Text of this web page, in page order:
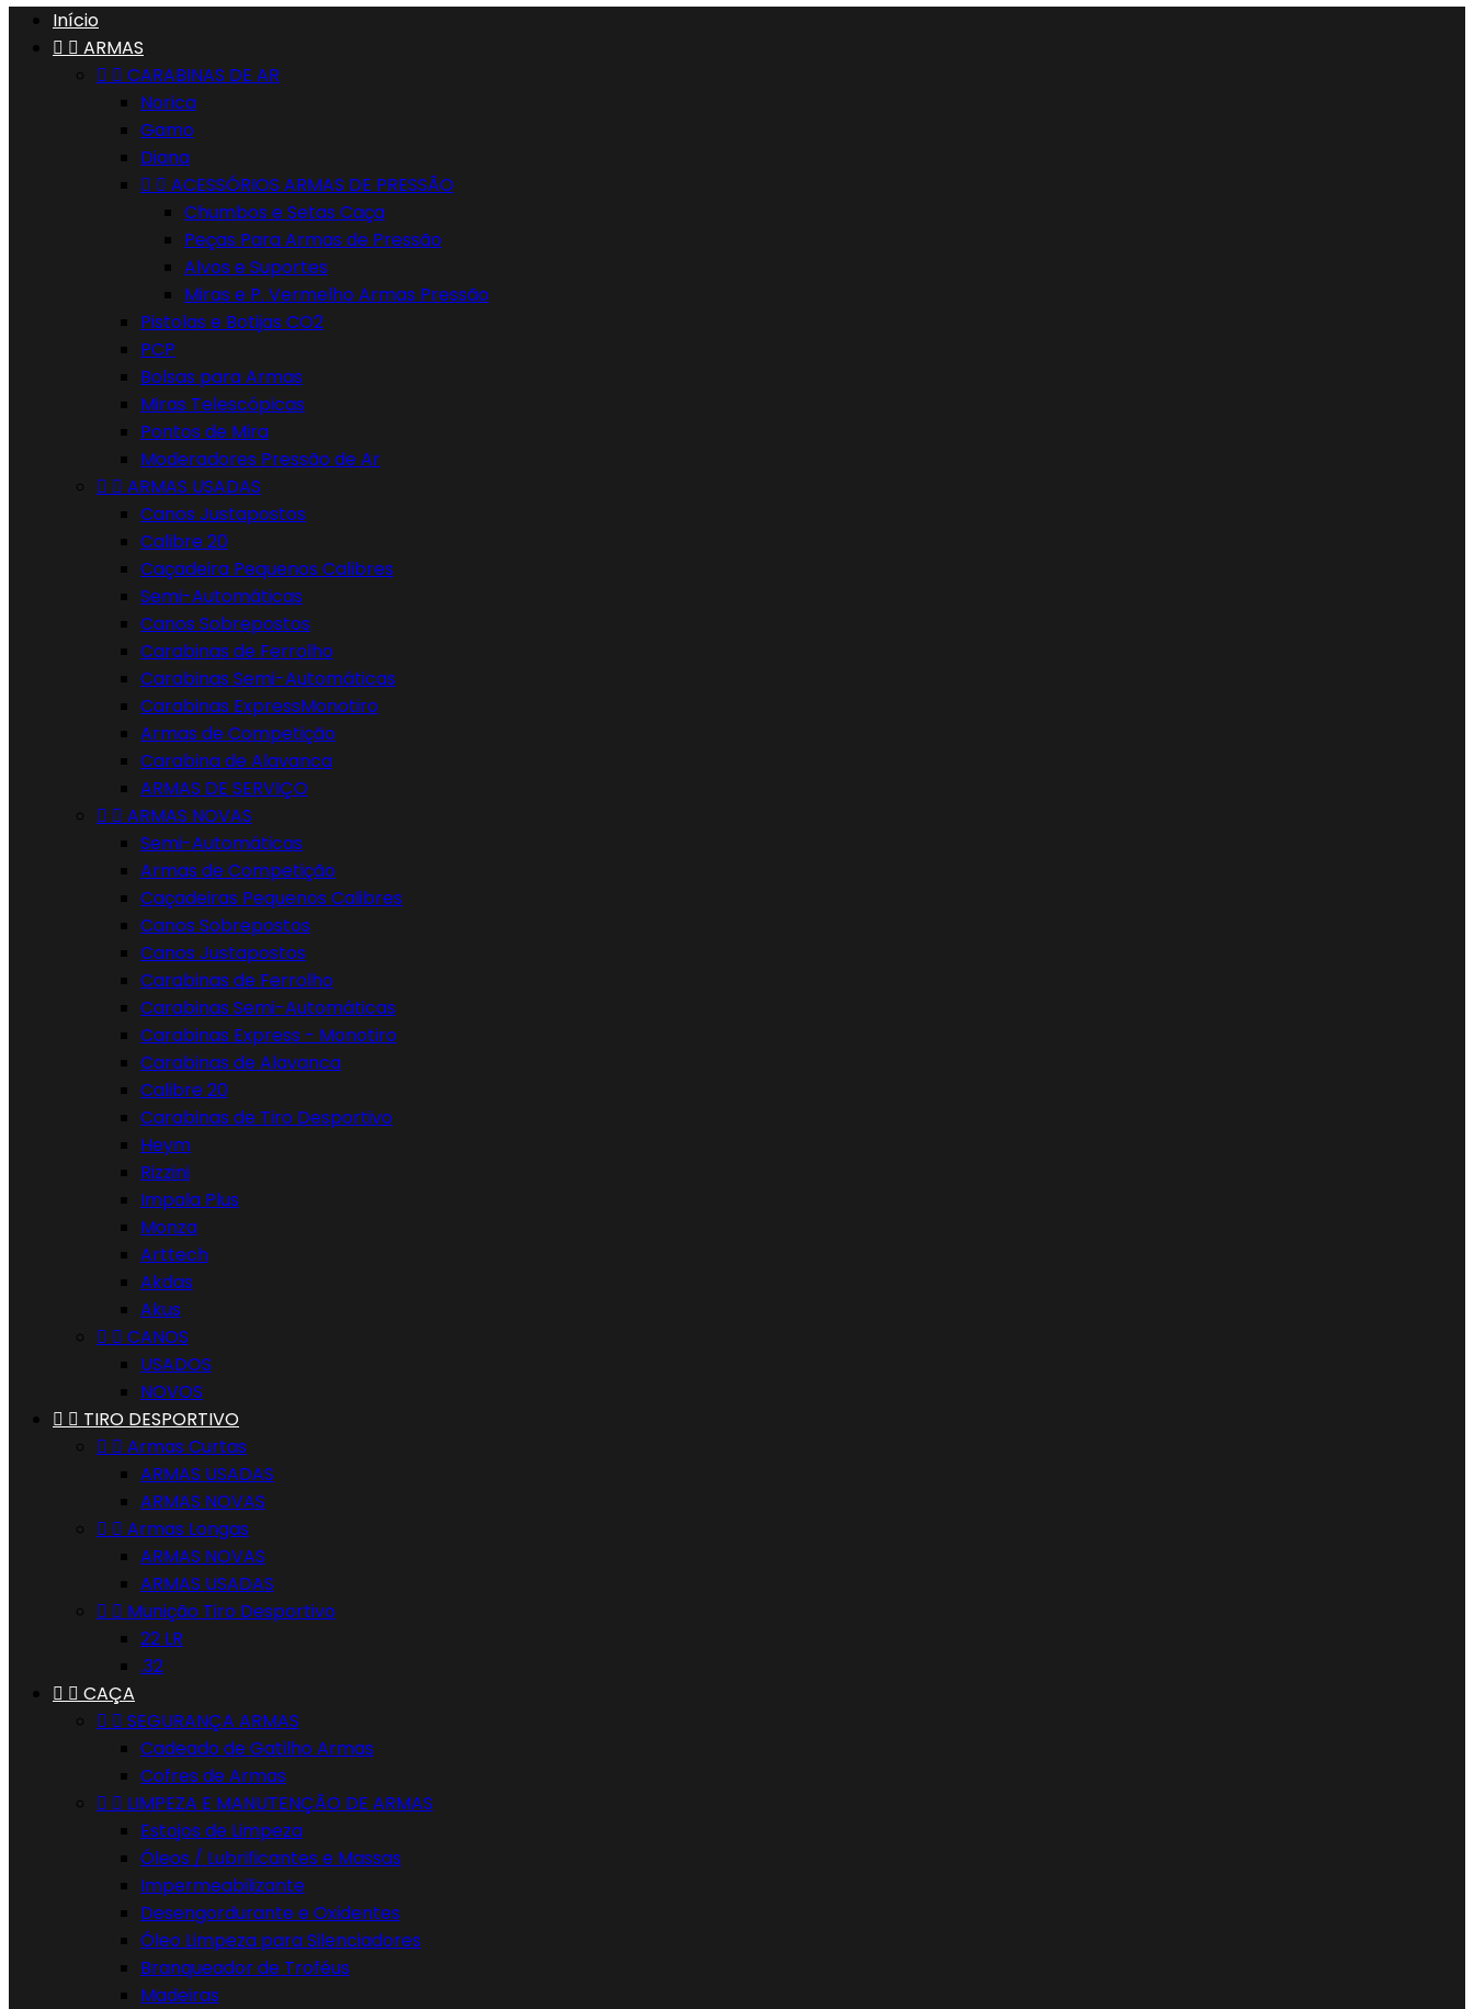
Início
  ARMAS
  CARABINAS DE AR
Norica
Gamo
Diana
  ACESSÓRIOS ARMAS DE PRESSÃO
Chumbos e Setas Caça
Peças Para Armas de Pressão
Alvos e Suportes
Miras e P. Vermelho Armas Pressão
Pistolas e Botijas CO2
PCP
Bolsas para Armas
Miras Telescópicas
Pontos de Mira
Moderadores Pressão de Ar
  ARMAS USADAS
Canos Justapostos
Calibre 20
Caçadeira Pequenos Calibres
Semi-Automáticas
Canos Sobrepostos
Carabinas de Ferrolho
Carabinas Semi-Automáticas
Carabinas ExpressMonotiro
Armas de Competição
Carabina de Alavanca
ARMAS DE SERVIÇO
  ARMAS NOVAS
Semi-Automáticas
Armas de Competição
Caçadeiras Pequenos Calibres
Canos Sobrepostos
Canos Justapostos
Carabinas de Ferrolho
Carabinas Semi-Automáticas
Carabinas Express - Monotiro
Carabinas de Alavanca
Calibre 20
Carabinas de Tiro Desportivo
Heym
Rizzini
Impala Plus
Monza
Arttech
Akdas
Akus
  CANOS
USADOS
NOVOS
  TIRO DESPORTIVO
  Armas Curtas
ARMAS USADAS
ARMAS NOVAS
  Armas Longas
ARMAS NOVAS
ARMAS USADAS
  Munição Tiro Desportivo
22 LR
.32
  CAÇA
  SEGURANÇA ARMAS
Cadeado de Gatilho Armas
Cofres de Armas
  LIMPEZA E MANUTENÇÃO DE ARMAS
Estojos de Limpeza
Óleos / Lubrificantes e Massas
Impermeabilizante
Desengordurante e Oxidentes
Óleo Limpeza para Silenciadores
Branqueador de Troféus
Madeiras